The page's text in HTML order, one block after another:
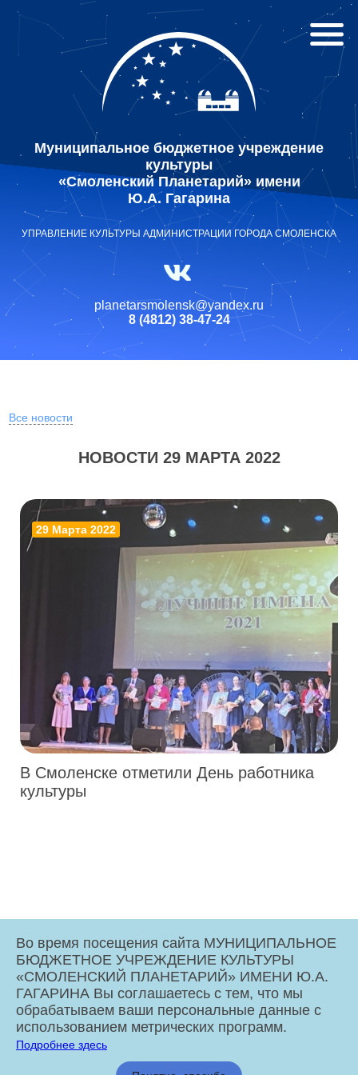
Муниципальное бюджетное учреждение
культуры
«Смоленский Планетарий» имени
Ю.А. Гагарина
УПРАВЛЕНИЕ КУЛЬТУРЫ АДМИНИСТРАЦИИ ГОРОДА СМОЛЕНСКА
planetarsmolensk@yandex.ru
8 (4812) 38-47-24
Все новости
НОВОСТИ 29 МАРТА 2022
29 Марта 2022
В Смоленске отметили День работника
культуры
МБУК «Смоленский Планетарий» имени Ю.А. Гагарина © 2026
Во время посещения сайта МУНИЦИПАЛЬНОЕ
БЮДЖЕТНОЕ УЧРЕЖДЕНИЕ КУЛЬТУРЫ
«СМОЛЕНСКИЙ ПЛАНЕТАРИЙ» ИМЕНИ Ю.А.
ГАГАРИНА Вы соглашаетесь с тем, что мы
обрабатываем ваши персональные данные с
использованием метрических программ.
Подробнее здесь